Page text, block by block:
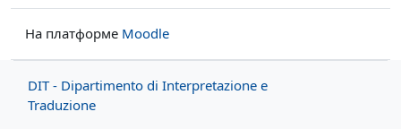
На платформе Moodle
DIT - Dipartimento di Interpretazione e
Traduzione